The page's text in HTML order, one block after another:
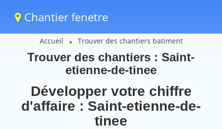
Chantier fenetre
Accueil Trouver des chantiers batiment
Trouver des chantiers : Saint-
etienne-de-tinee
Développer votre chiffre
d'affaire : Saint-etienne-de-
tinee